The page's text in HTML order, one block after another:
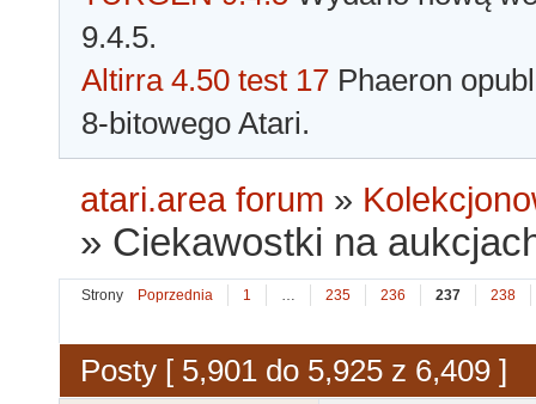
9.4.5.
Altirra 4.50 test 17 Phaeron
8-bitowego Atari.
atari.area forum »
» Ciekawostki na
Strony Poprzednia 1 … 235 236 237 238
Posty [ 5,901 do 5,925 z 6,409 ]